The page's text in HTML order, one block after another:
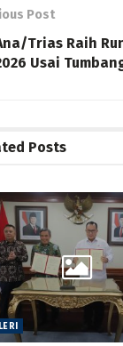
Post
Trias Raih
Usai
Posts